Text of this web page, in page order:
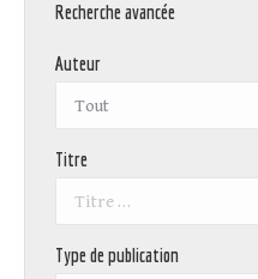
Recherche avancée
Auteur
Titre
Type de publication